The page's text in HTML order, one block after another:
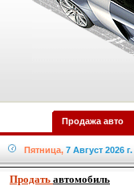
Продажа авто
Пятница, 7 Август 2026 г.
Продать автомобиль